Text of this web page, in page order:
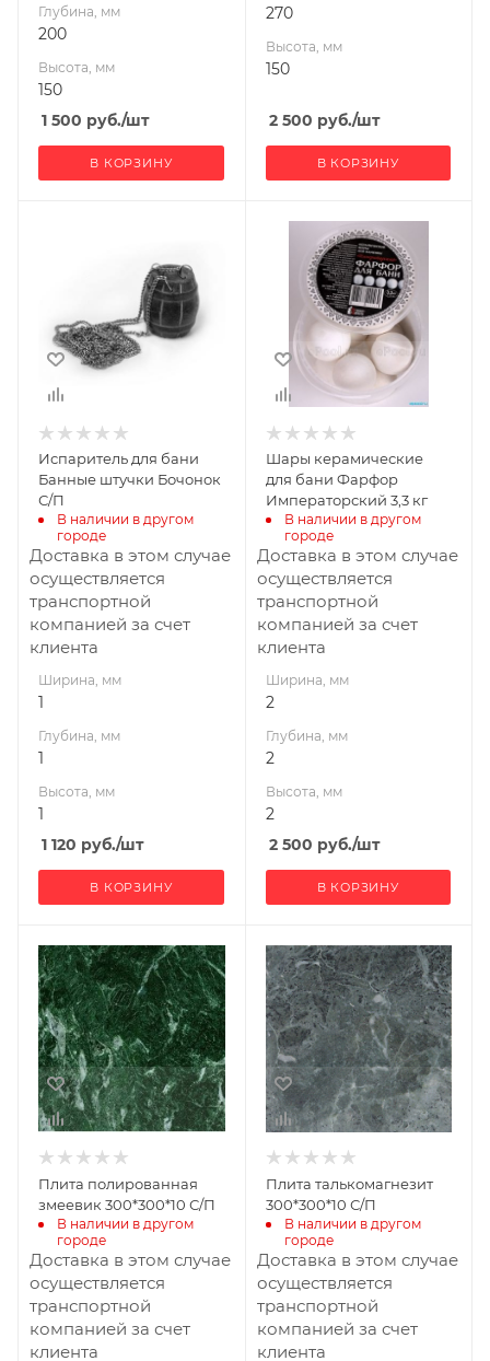
Глубина, мм
200
Высота, мм
150
1 500 руб./шт
В КОРЗИНУ
270
Высота, мм
150
2 500 руб./шт
В КОРЗИНУ
Высота, мм
Испаритель для бани
Банные штучки Бочонок
С/П
В наличии в другом
городе
Доставка в этом случае
осуществляется
транспортной
компанией за счет
клиента
Ширина, мм
1
Глубина, мм
1
Высота, мм
1
1 120 руб./шт
В КОРЗИНУ
Ширина, мм
Глубина, мм
Высота, мм
Шары керамические
для бани Фарфор
Императорский 3,3 кг
В наличии в другом
городе
Доставка в этом случае
осуществляется
транспортной
компанией за счет
клиента
Ширина, мм
2
Глубина, мм
2
Высота, мм
2
2 500 руб./шт
В КОРЗИНУ
Ширина, мм
300
Глубина, мм
10
Высота, мм
300
Материал
Камень
Габариты В*Ш*Г мм
300x300x10
Плита полированная
змеевик 300*300*10 С/П
В наличии в другом
городе
Доставка в этом случае
осуществляется
транспортной
компанией за счет
клиента
Ширина, мм
200
Глубина, мм
200
Высота, мм
10
Материал
Камень
Плита талькомагнезит
300*300*10 С/П
В наличии в другом
городе
Доставка в этом случае
осуществляется
транспортной
компанией за счет
клиента